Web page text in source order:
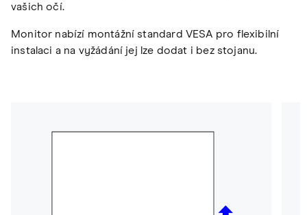
vašich očí.
Monitor nabízí montážní standard VESA pro flexibilní
instalaci a na vyžádání jej lze dodat i bez stojanu.